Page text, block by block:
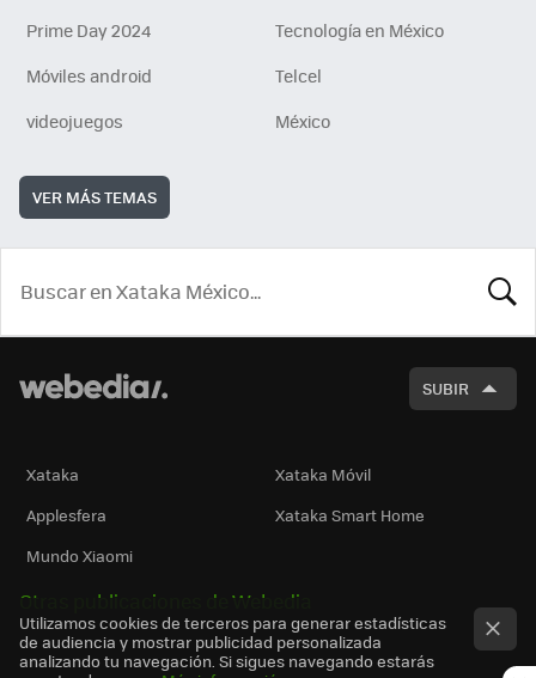
Prime Day 2024
Tecnología en México
Móviles android
Telcel
videojuegos
México
VER MÁS TEMAS
SUBIR
Xataka
Xataka Móvil
Applesfera
Xataka Smart Home
Mundo Xiaomi
Otras publicaciones de Webedia
Utilizamos cookies de terceros para generar estadísticas
de audiencia y mostrar publicidad personalizada
analizando tu navegación. Si sigues navegando estarás